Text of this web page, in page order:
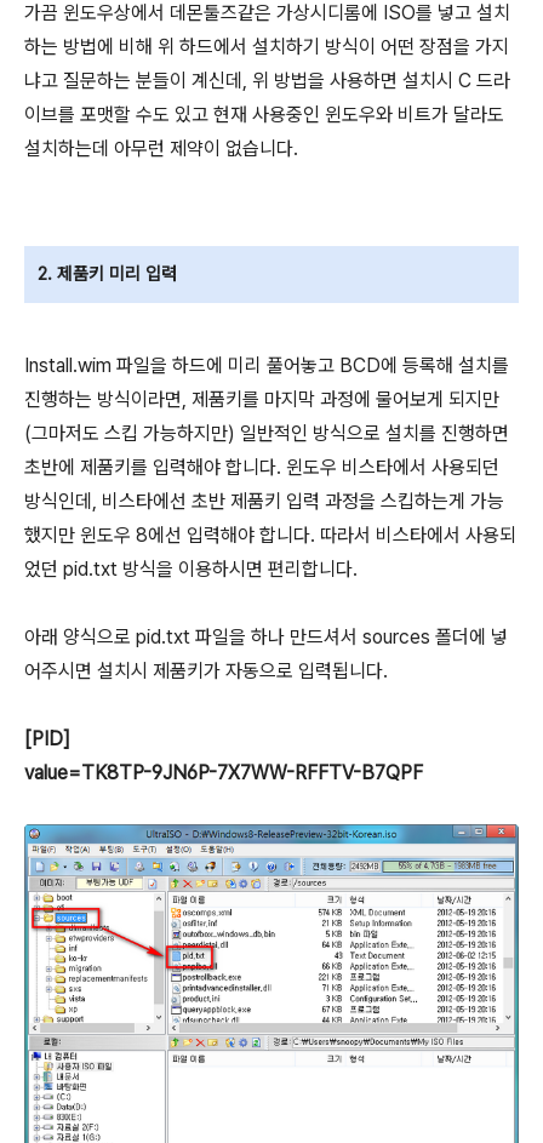
가끔 윈도우상에서 데몬툴즈같은 가상시디롬에 ISO를 넣고 설치
하는 방법에 비해 위 하드에서 설치하기 방식이 어떤 장점을 가지
냐고 질문하는 분들이 계신데, 위 방법을 사용하면 설치시 C 드라
이브를 포맷할 수도 있고 현재 사용중인 윈도우와 비트가 달라도
설치하는데 아무런 제약이 없습니다.
2. 제품키 미리 입력
Install.wim 파일을 하드에 미리 풀어놓고 BCD에 등록해 설치를
진행하는 방식이라면, 제품키를 마지막 과정에 물어보게 되지만
(그마저도 스킵 가능하지만) 일반적인 방식으로 설치를 진행하면
초반에 제품키를 입력해야 합니다. 윈도우 비스타에서 사용되던
방식인데, 비스타에선 초반 제품키 입력 과정을 스킵하는게 가능
했지만 윈도우 8에선 입력해야 합니다. 따라서 비스타에서 사용되
었던 pid.txt 방식을 이용하시면 편리합니다.
아래 양식으로 pid.txt 파일을 하나 만드셔서 sources 폴더에 넣
어주시면 설치시 제품키가 자동으로 입력됩니다.
[PID]
value=TK8TP-9JN6P-7X7WW-RFFTV-B7QPF